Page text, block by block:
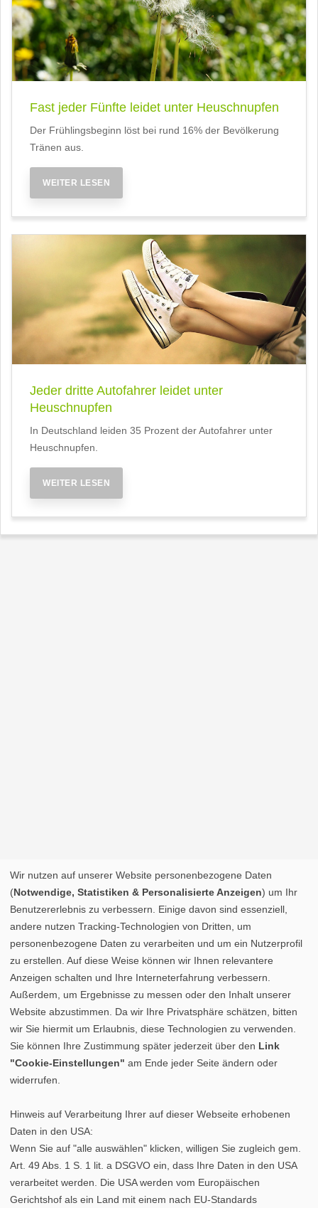
Fast jeder Fünfte leidet unter Heuschnupfen
Der Frühlingsbeginn löst bei rund 16% der Bevölkerung
Tränen aus.
WEITER LESEN
Jeder dritte Autofahrer leidet unter
Heuschnupfen
In Deutschland leiden 35 Prozent der Autofahrer unter
Heuschnupfen.
WEITER LESEN
Wir nutzen auf unserer Website personenbezogene Daten
(Notwendige, Statistiken & Personalisierte Anzeigen) um Ihr
Benutzererlebnis zu verbessern. Einige davon sind essenziell,
andere nutzen Tracking-Technologien von Dritten, um
personenbezogene Daten zu verarbeiten und um ein Nutzerprofil
zu erstellen. Auf diese Weise können wir Ihnen relevantere
Anzeigen schalten und Ihre Interneterfahrung verbessern.
Außerdem, um Ergebnisse zu messen oder den Inhalt unserer
Website abzustimmen. Da wir Ihre Privatsphäre schätzen, bitten
wir Sie hiermit um Erlaubnis, diese Technologien zu verwenden.
Sie können Ihre Zustimmung später jederzeit über den Link
"Cookie-Einstellungen" am Ende jeder Seite ändern oder
widerrufen.
Hinweis auf Verarbeitung Ihrer auf dieser Webseite erhobenen
Daten in den USA:
Wenn Sie auf "alle auswählen" klicken, willigen Sie zugleich gem.
Art. 49 Abs. 1 S. 1 lit. a DSGVO ein, dass Ihre Daten in den USA
verarbeitet werden. Die USA werden vom Europäischen
Gerichtshof als ein Land mit einem nach EU-Standards